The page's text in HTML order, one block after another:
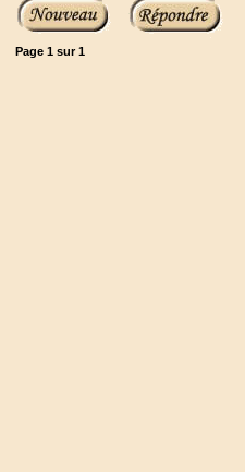
Page 1 sur1